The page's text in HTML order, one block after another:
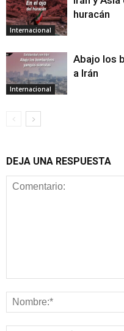
Internacional
huracán
Internacional
Abajo los
a Irán
DEJA UNA RESPUESTA